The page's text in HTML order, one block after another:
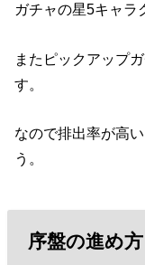
ガチャの星5キャラ
またピックアップ
す。
なので排出率が高
う。
序盤の進め方